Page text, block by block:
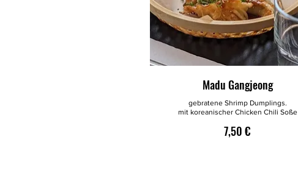
Madu Gangjeong
gebratene Shrimp Dumplings.
mit koreanischer Chicken Chili Soße
7,50 €